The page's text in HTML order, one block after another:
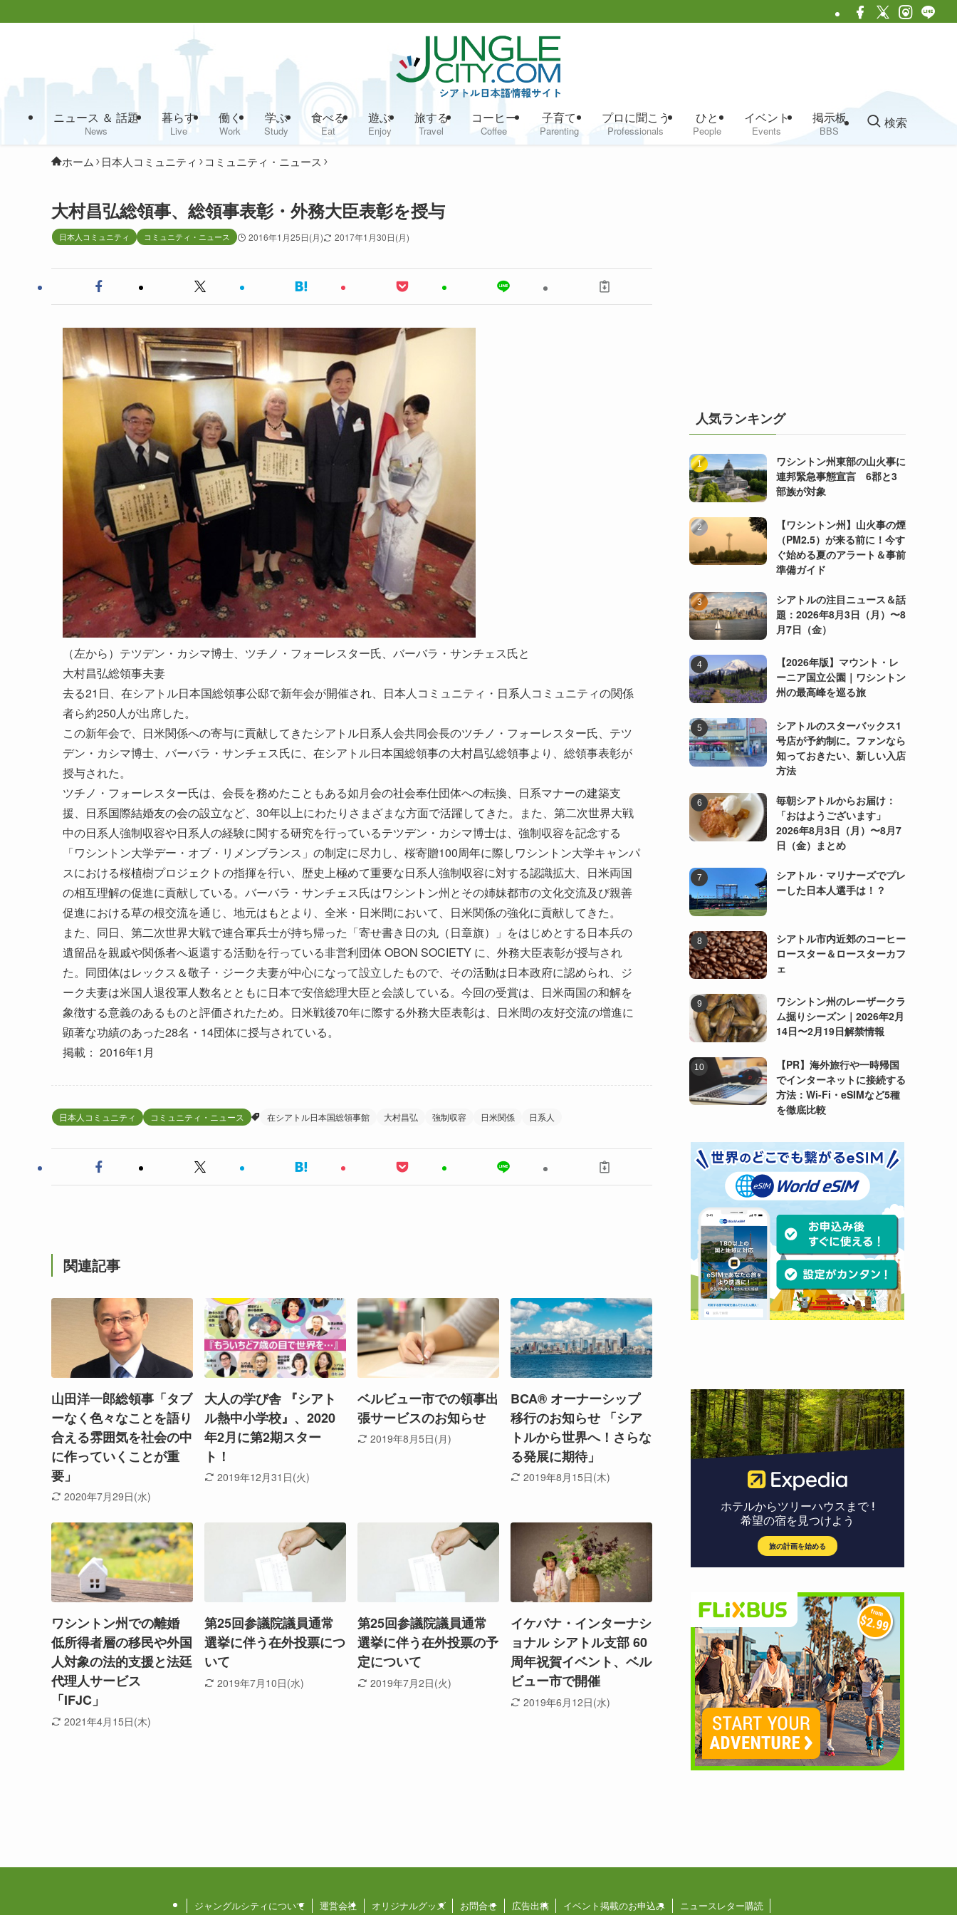
ニュース ＆ 話題
News
暮らす
Live
働く
Work
学ぶ
Study
食べる
Eat
遊ぶ
Enjoy
旅する
Travel
コーヒー
Coffee
子育て
Parenting
プロに聞こう
Professionals
ひと
People
イベント
Events
掲示板
BBS
検索
ホーム 日本人コミュニティ コミュニティ・ニュース
大村昌弘総領事、総領事表彰・外務大臣表彰を授与
日本人コミュニティ コミュニティ・ニュース 2016年1月25日(月) 2017年1月30日(月)
（左から）テツデン・カシマ博士、ツチノ・フォーレスター氏、バーバラ・サンチェス氏と
大村昌弘総領事夫妻
去る21日、在シアトル日本国総領事公邸で新年会が開催され、日本人コミュニティ・日系人コミュニティの関係
者ら約250人が出席した。
この新年会で、日米関係への寄与に貢献してきたシアトル日系人会共同会長のツチノ・フォーレスター氏、テツ
デン・カシマ博士、バーバラ・サンチェス氏に、在シアトル日本国総領事の大村昌弘総領事より、総領事表彰が
授与された。
ツチノ・フォーレスター氏は、会長を務めたこともある如月会の社会奉仕団体への転換、日系マナーの建築支
援、日系国際結婚友の会の設立など、30年以上にわたりさまざまな方面で活躍してきた。また、第二次世界大戦
中の日系人強制収容や日系人の経験に関する研究を行っているテツデン・カシマ博士は、強制収容を記念する
「ワシントン大学デー・オブ・リメンブランス」の制定に尽力し、桜寄贈100周年に際しワシントン大学キャンパ
スにおける桜植樹プロジェクトの指揮を行い、歴史上極めて重要な日系人強制収容に対する認識拡大、日米両国
の相互理解の促進に貢献している。バーバラ・サンチェス氏はワシントン州とその姉妹都市の文化交流及び親善
促進における草の根交流を通じ、地元はもとより、全米・日米間において、日米関係の強化に貢献してきた。
また、同日、第二次世界大戦で連合軍兵士が持ち帰った「寄せ書き日の丸（日章旗）」をはじめとする日本兵の
遺留品を親戚や関係者へ返還する活動を行っている非営利団体 OBON SOCIETY に、外務大臣表彰が授与され
た。同団体はレックス＆敬子・ジーク夫妻が中心になって設立したもので、その活動は日本政府に認められ、ジ
ーク夫妻は米国人退役軍人数名とともに日本で安倍総理大臣と会談している。今回の受賞は、日米両国の和解を
象徴する意義のあるものと評価されたため。日米戦後70年に際する外務大臣表彰は、日米間の友好交流の増進に
顕著な功績のあった28名・14団体に授与されている。
掲載： 2016年1月
日本人コミュニティ コミュニティ・ニュース 在シアトル日本国総領事館 大村昌弘 強制収容 日米関係 日系人
関連記事
山田洋一郎総領事「タブ
ーなく色々なことを語り
合える雰囲気を社会の中
に作っていくことが重
要」
2020年7月29日(水)
大人の学び舎 『シアト
ル熱中小学校』、2020
年2月に第2期スター
ト！
2019年12月31日(火)
ベルビュー市での領事出
張サービスのお知らせ
2019年8月5日(月)
BCA® オーナーシップ
移行のお知らせ 「シア
トルから世界へ！さらな
る発展に期待」
2019年8月15日(木)
ワシントン州での離婚
低所得者層の移民や外国
人対象の法的支援と法廷
代理人サービス
「IFJC」
2021年4月15日(木)
第25回参議院議員通常
選挙に伴う在外投票につ
いて
2019年7月10日(水)
第25回参議院議員通常
選挙に伴う在外投票の予
定について
2019年7月2日(火)
イケバナ・インターナシ
ョナル シアトル支部 60
周年祝賀イベント、ベル
ビュー市で開催
2019年6月12日(水)
人気ランキング
ワシントン州東部の山火事に
連邦緊急事態宣言 6郡と3
部族が対象
【ワシントン州】山火事の煙
（PM2.5）が来る前に！今す
ぐ始める夏のアラート＆事前
準備ガイド
シアトルの注目ニュース＆話
題：2026年8月3日（月）〜8
月7日（金）
【2026年版】マウント・レ
ーニア国立公園｜ワシントン
州の最高峰を巡る旅
シアトルのスターバックス1
号店が予約制に。ファンなら
知っておきたい、新しい入店
方法
毎朝シアトルからお届け：
「おはようございます」
2026年8月3日（月）〜8月7
日（金）まとめ
シアトル・マリナーズでプレ
ーした日本人選手は！？
シアトル市内近郊のコーヒー
ロースター＆ロースターカフ
ェ
ワシントン州のレーザークラ
ム掘りシーズン｜2026年2月
14日〜2月19日解禁情報
【PR】海外旅行や一時帰国
でインターネットに接続する
方法：Wi-Fi・eSIMなど5種
を徹底比較
ジャングルシティについて 運営会社 オリジナルグッズ お問合せ 広告出稿 イベント掲載のお申込み ニュースレター購読